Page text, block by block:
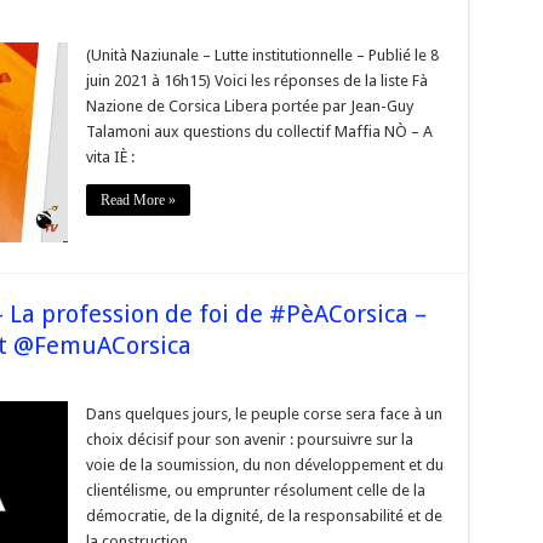
(Unità Naziunale – Lutte institutionnelle – Publié le 8
juin 2021 à 16h15) Voici les réponses de la liste Fà
Nazione de Corsica Libera portée par Jean-Guy
Talamoni aux questions du collectif Maffia NÒ – A
vita IÈ :
Read More »
profession de foi de #PèACorsica –
#Territoriales2015Dans quelques jours, le peuple corse sera face à un
choix décisif pour son avenir : poursuivre sur la
voie de la soumission, du non développement et du
clientélisme, ou emprunter résolument celle de la
démocratie, de la dignité, de la responsabilité et de